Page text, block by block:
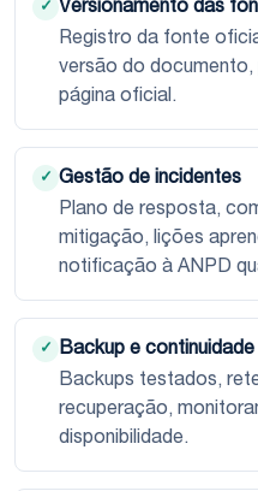
✓
Versionamento das
Registro da fonte
versão do
página oficial.
✓ Gestão de incidentes
Plano de resposta,
mitigação, lições
notificação à ANPD
✓
Backup e continuidade
Backups testados,
recuperação,
disponibilidade.